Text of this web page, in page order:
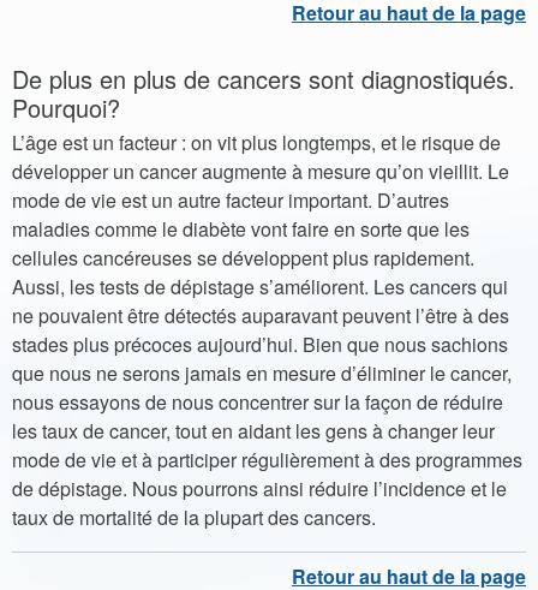
De plus en plus de cancers sont diagnostiqués.
Pourquoi?
L’âge est un facteur : on vit plus longtemps, et le risque de
développer un cancer augmente à mesure qu’on vieillit. Le
mode de vie est un autre facteur important. D’autres
maladies comme le diabète vont faire en sorte que les
cellules cancéreuses se développent plus rapidement.
Aussi, les tests de dépistage s’améliorent. Les cancers qui
ne pouvaient être détectés auparavant peuvent l’être à des
stades plus précoces aujourd’hui. Bien que nous sachions
que nous ne serons jamais en mesure d’éliminer le cancer,
nous essayons de nous concentrer sur la façon de réduire
les taux de cancer, tout en aidant les gens à changer leur
mode de vie et à participer régulièrement à des programmes
de dépistage. Nous pourrons ainsi réduire l’incidence et le
taux de mortalité de la plupart des cancers.